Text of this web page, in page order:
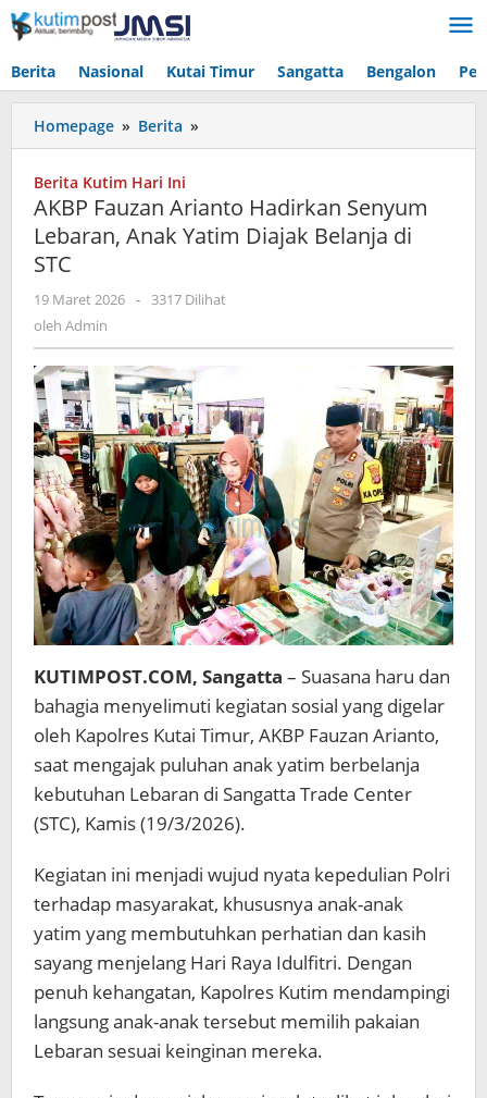
Lewati
ke
Berita Nasional Kutai Timur Sangatta Bengalon
Homepage » Berita »
Fauzan
Senyum
Lebaran,
Diajak
di
Berita Kutim Hari Ini
AKBP Fauzan Arianto Hadirkan Senyum
Lebaran, Anak Yatim Diajak Belanja di
STC
19 Maret 2026 oleh
- 3317 Dilihat
oleh Admin
KUTIMPOST.COM, Sangatta – Suasana haru dan
bahagia menyelimuti kegiatan sosial yang digelar
oleh Kapolres Kutai Timur, AKBP Fauzan Arianto,
saat mengajak puluhan anak yatim berbelanja
kebutuhan Lebaran di Sangatta Trade Center
(STC), Kamis (19/3/2026).
Kegiatan ini menjadi wujud nyata kepedulian Polri
terhadap masyarakat, khususnya anak-anak
yatim yang membutuhkan perhatian dan kasih
sayang menjelang Hari Raya Idulfitri. Dengan
penuh kehangatan, Kapolres Kutim mendampingi
langsung anak-anak tersebut memilih pakaian
Lebaran sesuai keinginan mereka.